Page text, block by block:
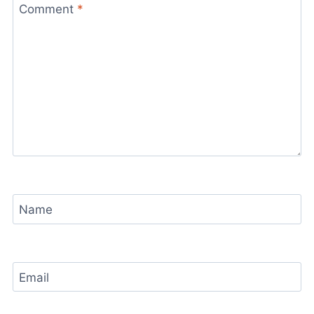
Comment *
Name
Email